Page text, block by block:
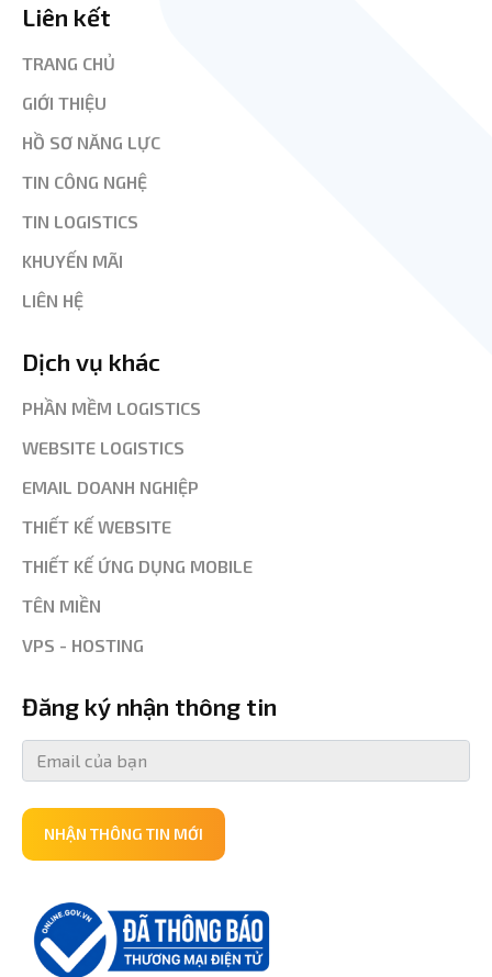
Liên kết
TRANG CHỦ
GIỚI THIỆU
HỒ SƠ NĂNG LỰC
TIN CÔNG NGHỆ
TIN LOGISTICS
KHUYẾN MÃI
LIÊN HỆ
Dịch vụ khác
PHẦN MỀM LOGISTICS
WEBSITE LOGISTICS
EMAIL DOANH NGHIỆP
THIẾT KẾ WEBSITE
THIẾT KẾ ỨNG DỤNG MOBILE
TÊN MIỀN
VPS - HOSTING
Đăng ký nhận thông tin
NHẬN THÔNG TIN MỚI